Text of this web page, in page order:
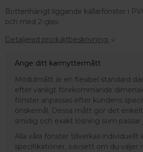
fokus på kvalitet, omtanke och djup
Bottenhängt liggande källarfönster i
och med 2-glas.
Detaljerad produktbeskrivning
Ange ditt karmyttermått
Modulmått är en flexibel standard
efter vanligt förekommande
fönster anpassas efter kundens
önskemål. Dessa mått gör det
smidig och exakt lösning som
Alla våra fönster tillverkas individuellt
specifikationer, oavsett om du väljer